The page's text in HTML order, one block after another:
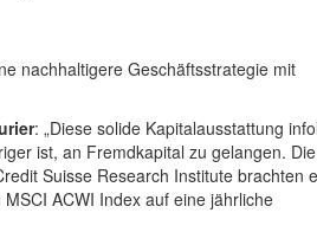
nachhaltigere Geschäftsstrategie mit
: „Diese solide Kapitalausstattung
ist, an Fremdkapital zu gelangen. Die
Suisse Research Institute brachten
ACWI Index auf eine jährliche